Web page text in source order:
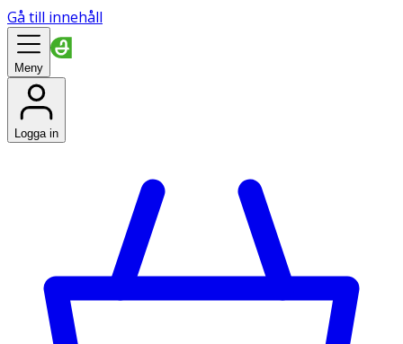
Gå till innehåll
Meny
Logga in